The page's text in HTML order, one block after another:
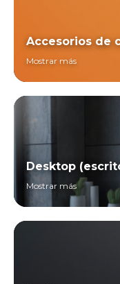
Accesorios de
Mostrar más
Desktop
Mostrar más